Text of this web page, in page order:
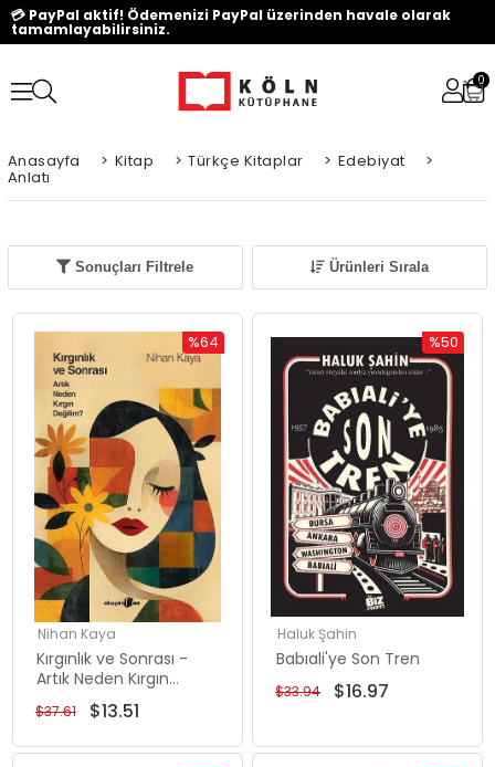
💳 PayPal aktif! Ödemenizi PayPal üzerinden havale olarak
tamamlayabilirsiniz.
0
Anasayfa > Kitap > Türkçe Kitaplar > Edebiyat >
Anlatı
Sonuçları Filtrele Ürünleri Sırala
Nihan Kaya
Kırgınlık ve Sonrası -
Artık Neden Kırgın
Değilim?$13.51
$37.61
%64
İndirim
%64İndirim
Haluk Şahin
Babıali'ye Son Tren
$16.97
$33.94
%50
İndirim